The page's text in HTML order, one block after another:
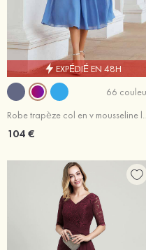
EXPÉDIÉ EN 48H
66
Robe trapèze col en v
104 €